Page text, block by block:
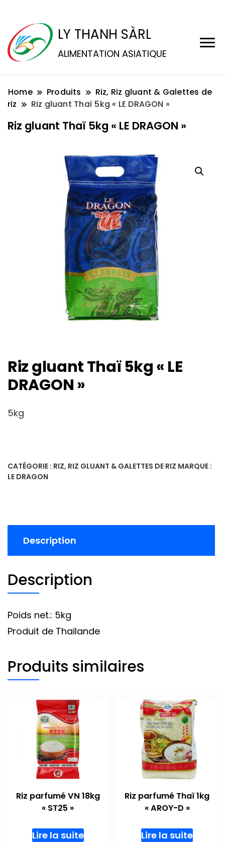
LY THANH SÀRL
ALIMENTATION ASIATIQUE
Home Produits
Riz, Riz gluant & Galettes de
riz
Riz gluant Thaï 5kg « LE DRAGON »
Riz gluant Thaï 5kg « LE DRAGON »
Riz gluant Thaï 5kg « LE
DRAGON »
5kg
CATÉGORIE : RIZ, RIZ GLUANT & GALETTES DE RIZ MARQUE :
LE DRAGON
Description
Description
Poids net.: 5kg
Produit de Thailande
Produits similaires
Riz parfumé VN 18kg
« ST25 »
Lire la suite
Riz parfumé Thaï 1kg
« AROY-D »
Lire la suite